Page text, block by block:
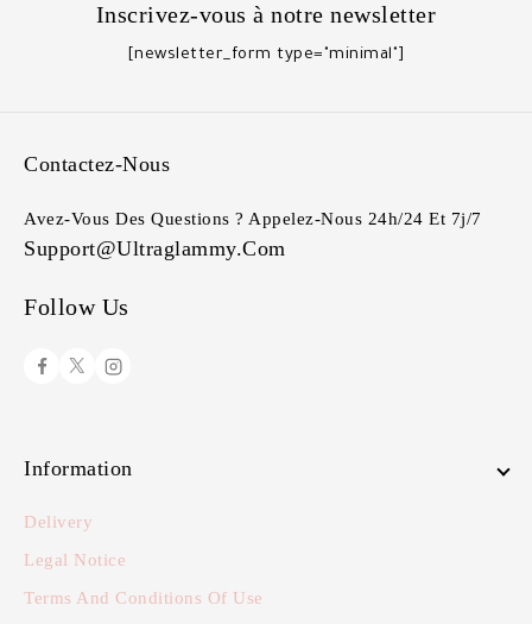
Inscrivez-vous à notre newsletter
[newsletter_form type="minimal"]
Contactez-Nous
Avez-Vous Des Questions ? Appelez-Nous 24h/24 Et 7j/7
Support@ultraglammy.com
Follow Us
Information
Delivery
Legal Notice
Terms And Conditions Of Use